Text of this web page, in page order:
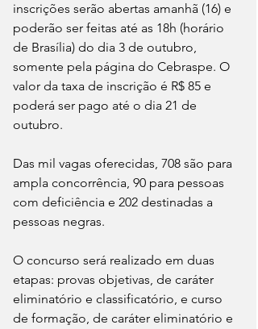
inscrições serão abertas amanhã (16) e
poderão ser feitas até as 18h (horário
de Brasília) do dia 3 de outubro,
somente pela página do Cebraspe. O
valor da taxa de inscrição é R$ 85 e
poderá ser pago até o dia 21 de
outubro.
Das mil vagas oferecidas, 708 são para
ampla concorrência, 90 para pessoas
com deficiência e 202 destinadas a
pessoas negras.
O concurso será realizado em duas
etapas: provas objetivas, de caráter
eliminatório e classificatório, e curso
de formação, de caráter eliminatório e